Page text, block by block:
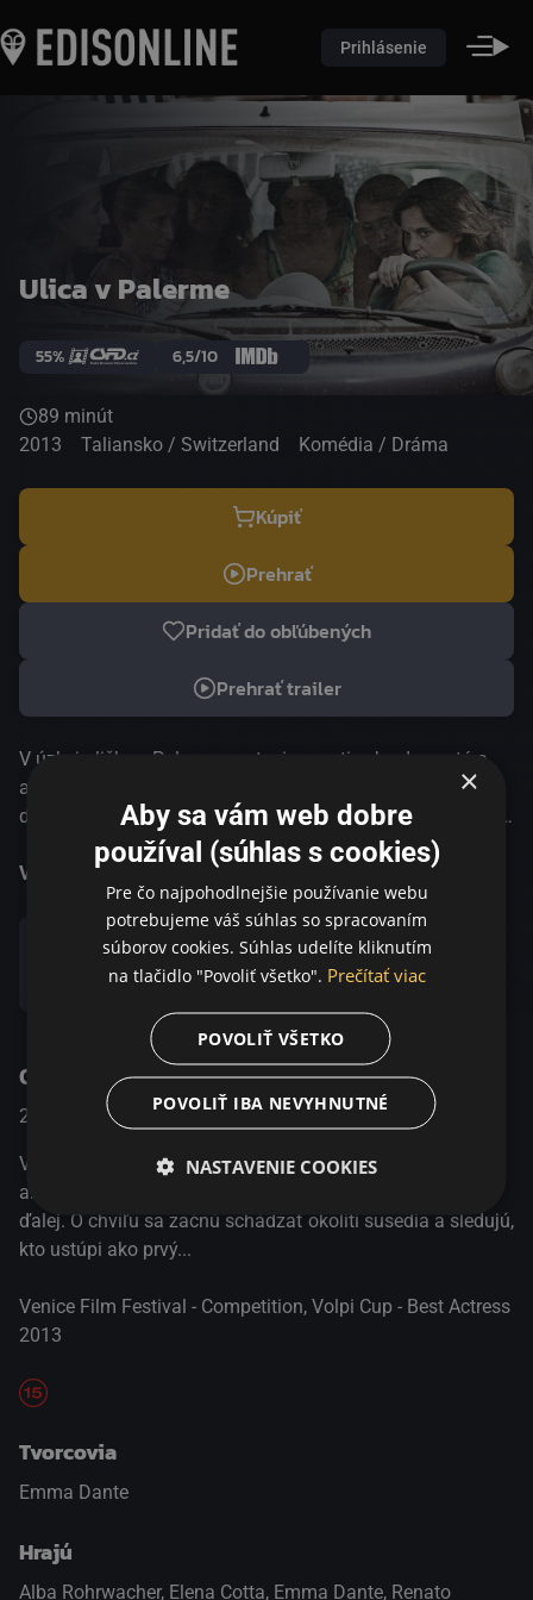
Prihlásenie
Ulica v Palerme
55% 6,5/10
89 minút
2013
Taliansko / Switzerland Komédia / Dráma
Kúpiť
Prehrať
Pridať do obľúbených
Prehrať trailer
V úzkej uličke v Palerme zastavia oproti sebe dve autá a
ani jeden zo šoférov nie je ochotný pustiť toho druhého
ďalej. O chvíľu sa začnú schádzať okolití susedia a sledujú,
kto ustúpi ako prvý... Venice Film Festival - Competition,
Volpi Cup - Best Actress 2013
Viac informácií
O programe
2013 Taliansko / Switzerland Komédia / Dráma
V úzkej uličke v Palerme zastavia oproti sebe dve autá a
ani jeden zo šoférov nie je ochotný pustiť toho druhého
ďalej. O chvíľu sa začnú schádzať okolití susedia a sledujú,
kto ustúpi ako prvý...
Venice Film Festival - Competition, Volpi Cup - Best Actress
2013
Tvorcovia
Emma Dante
Hrajú
Alba Rohrwacher, Elena Cotta, Emma Dante, Renato
×
Aby sa vám web dobre
používal (súhlas s cookies)
Pre čo najpohodlnejšie používanie webu
potrebujeme váš súhlas so spracovaním
súborov cookies. Súhlas udelíte kliknutím
na tlačidlo "Povoliť všetko". Prečítať viac
POVOLIŤ VŠETKO
POVOLIŤ IBA NEVYHNUTNÉ
NASTAVENIE COOKIES